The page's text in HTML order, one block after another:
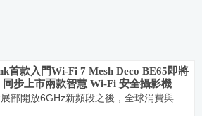
首款入門Wi-Fi 7 Mesh Deco BE65即將
同步上市兩款智慧 Wi-Fi 安全攝影機
部開放6GHz新頻段之後，全球消費與...